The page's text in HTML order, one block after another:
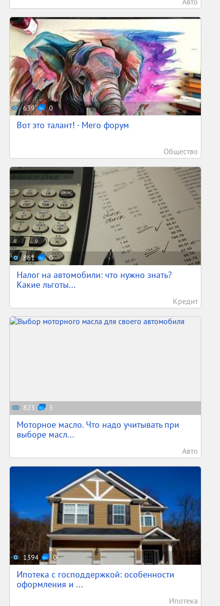
639 0
Вот это талант! - Мего форум
Общество
861 0
Налог на автомобили: что нужно знать?
Какие льготы...
Кредит
823 3
Моторное масло. Что надо учитывать при
выборе масл...
Авто
1394 0
Ипотека с господдержкой: особенности
оформления и ...
Ипотека